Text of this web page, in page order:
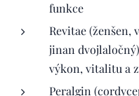
funkce
Revitae
jinan
výkon, vitalitu a
Peralgin